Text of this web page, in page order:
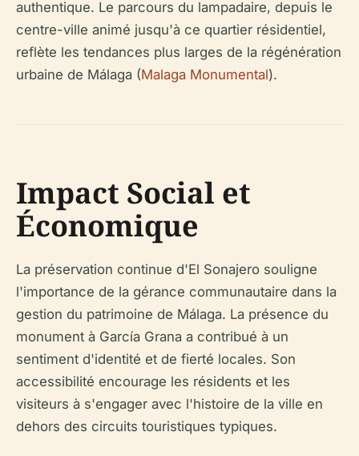
authentique. Le parcours du lampadaire, depuis le
centre-ville animé jusqu'à ce quartier résidentiel,
reflète les tendances plus larges de la régénération
urbaine de Málaga (Malaga Monumental).
Impact Social et
Économique
La préservation continue d'El Sonajero souligne
l'importance de la gérance communautaire dans la
gestion du patrimoine de Málaga. La présence du
monument à García Grana a contribué à un
sentiment d'identité et de fierté locales. Son
accessibilité encourage les résidents et les
visiteurs à s'engager avec l'histoire de la ville en
dehors des circuits touristiques typiques.